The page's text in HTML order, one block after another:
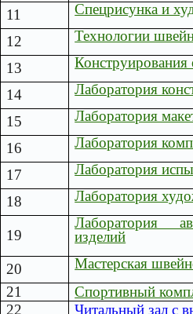
11
Спецрисунка и
12
Технологии
13
14
Лаборатория
15
Лаборатория
16
Лаборатория
17
Лаборатория
18
Лаборатория
19
Лаборатория
изделий
20
Мастерская
21
Спортивный
22
Читальный зал с